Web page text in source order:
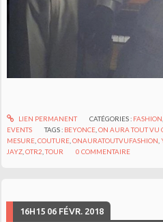
LIEN PERMANENT CATÉGORIES : FASHION
EVENTS
TAGS : BEYONCE ,ON AURA TOUT VU
MESURE ,COUTURE ,ONAURATOUTVUFASHION ,
JAYZ ,OTR2 ,TOUR 0 COMMENTAIRE
16H15 06 FÉVR. 2018